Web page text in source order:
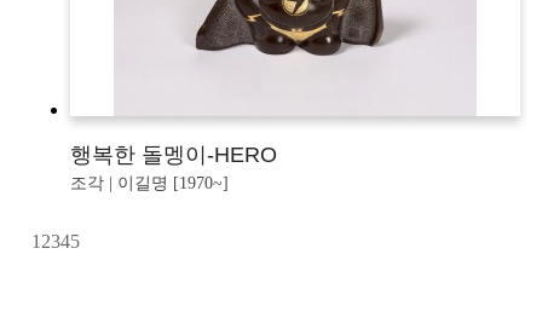
행복한 돌멩이-HERO
조각 | 이길명 [1970~]
1 2345